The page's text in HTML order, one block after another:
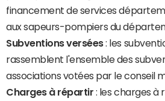
financement de services
aux sapeurs-pompiers du
Subventions versées: les
rassemblent l'ensemble des
associations votées par le conseil
Charges à répartir : les charges à